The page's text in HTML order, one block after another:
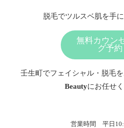
脱毛でツルスベ肌を手
無料カウン
グ予約
壬生町でフェイシャル・脱毛
Beautyにお任せ
営業時間 平日